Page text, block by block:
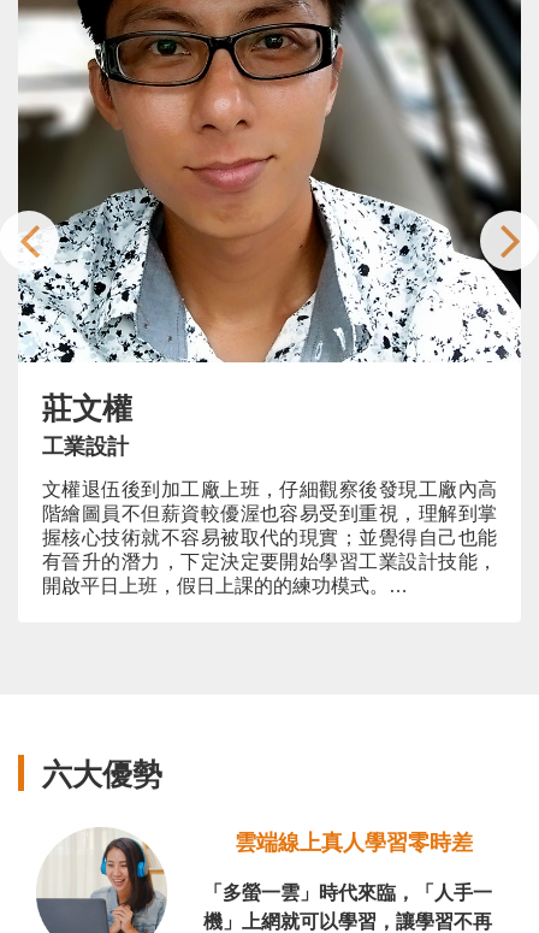
莊文權
工業設計
文權退伍後到加工廠上班，仔細觀察後發現工廠內高
階繪圖員不但薪資較優渥也容易受到重視，理解到掌
握核心技術就不容易被取代的現實；並覺得自己也能
有晉升的潛力，下定決定要開始學習工業設計技能，
開啟平日上班，假日上課的的練功模式。
結業後更如所願利用上課作品順利找到新工作，從事
機械開發及改良，並在工作中展現積極態度，加上之
六大優勢
雲端線上真人學習零時差
「多螢一雲」時代來臨，「人手一
機」上網就可以學習，讓學習不再